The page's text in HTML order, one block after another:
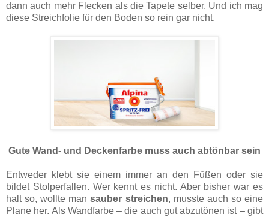
dann auch mehr Flecken als die Tapete selber. Und ich mag
diese Streichfolie für den Boden so rein gar nicht.
Gute Wand- und Deckenfarbe muss auch abtönbar sein
Entweder klebt sie einem immer an den Füßen oder sie
bildet Stolperfallen. Wer kennt es nicht. Aber bisher war es
halt so, wollte mansauber streichen, musste auch so eine
Plane her. Als Wandfarbe – die auch gut abzutönen ist – gibt